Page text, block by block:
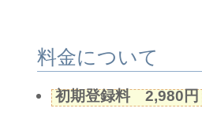
料金について
初期登録料 2,980円